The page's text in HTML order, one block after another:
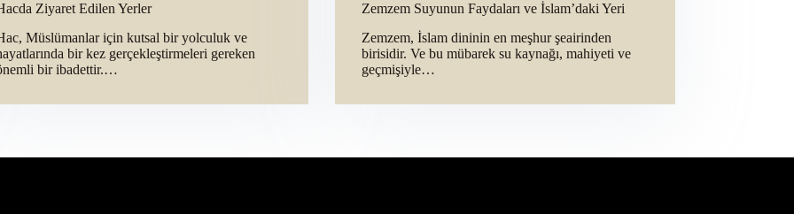
Ziyaret Edilen Yerler
Müslümanlar için kutsal bir yolculuk ve
bir kez gerçekleştirmeleri gereken
bir ibadettir.…
Zemzem Suyunun Faydaları ve İslam’daki Yeri
Zemzem, İslam dininin en meşhur şeairinden
birisidir. Ve bu mübarek su kaynağı, mahiyeti ve
geçmişiyle…